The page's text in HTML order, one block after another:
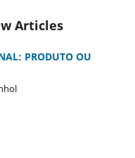
Articles
PRODUTO OU